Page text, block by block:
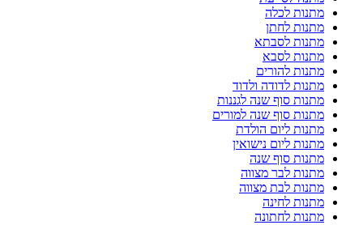
מתנות לכלה
מתנות לחתן
מתנות לסבתא
מתנות לסבא
מתנות להורים
מתנות לדודה ולדוד
מתנות סוף שנה לגננות
מתנות סוף שנה למורים
מתנות ליום הולדת
מתנות ליום נישואין
מתנות סוף שנה
מתנות לבר מצווה
מתנות לבת מצווה
מתנות לחינה
מתנות לחתונה